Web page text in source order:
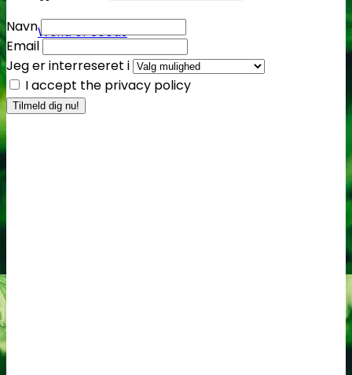
World of Seeds
Navn
Email
Jeg er interreseret i
I accept the privacy policy